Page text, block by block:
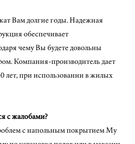
Вам долгие годы. Надежная
обеспечивает
чему Вы будете довольны
Компания-производитель дает
лет, при использовании в жилых
с жалобами?
с напольным покрытием My